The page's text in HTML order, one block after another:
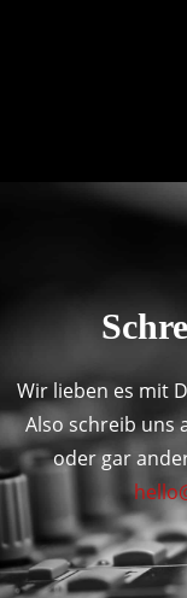
Wir lieben es mit
Also schreib uns
oder gar